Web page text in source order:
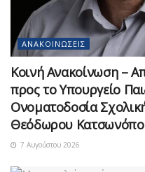
ΑΝΑΚΟΙΝΏΣΕΙΣ
Κοινή Ανακοίνωση –
προς το Υπουργείο
Ονοματοδοσία
Θεόδωρου
7 Αυγούστου 2026